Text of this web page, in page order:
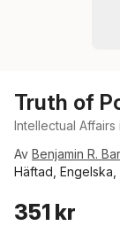
Truth of
Intellectual
Av Benjamin R.
Häftad, Engelska,
351 kr